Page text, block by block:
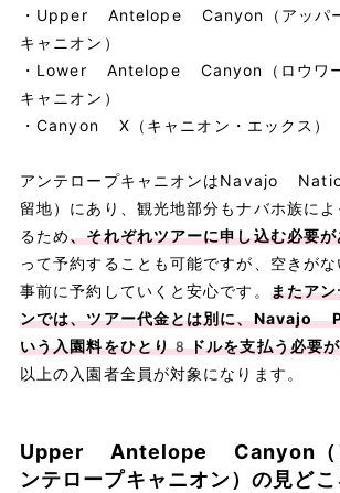
・Upper Antelope Canyon（アッパ
キャニオン）
・Lower Antelope Canyon（ロウワ
キャニオン）
・Canyon X（キャニオン・エックス）
アンテロープキャニオンはNavajo
留地）にあり、観光地部分もナバホ族に
るため、それぞれツアーに申し込む必要
って予約することも可能ですが、空きが
事前に予約していくと安心です。 またア
ンでは、ツアー代金とは別に、
いう入園料をひとり8ドルを支払う必要
以上の入園者全員が対象になります。
Upper Antelope Canyon（
ンテロープキャニオン）の見どこ